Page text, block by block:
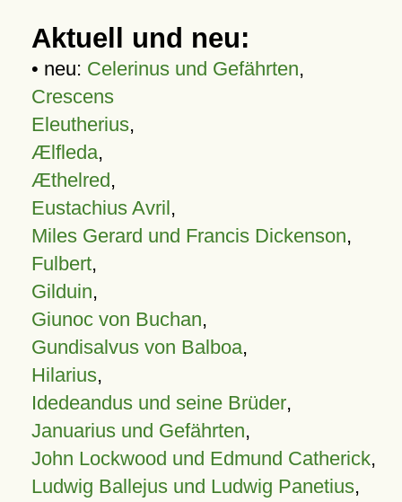
Aktuell und neu:
• neu: Celerinus und Gefährten,
Crescens
Eleutherius,
Ælfleda,
Æthelred,
Eustachius Avril,
Miles Gerard und Francis Dickenson,
Fulbert,
Gilduin,
Giunoc von Buchan,
Gundisalvus von Balboa,
Hilarius,
Idedeandus und seine Brüder,
Januarius und Gefährten,
John Lockwood und Edmund Catherick,
Ludwig Ballejus und Ludwig Panetius,